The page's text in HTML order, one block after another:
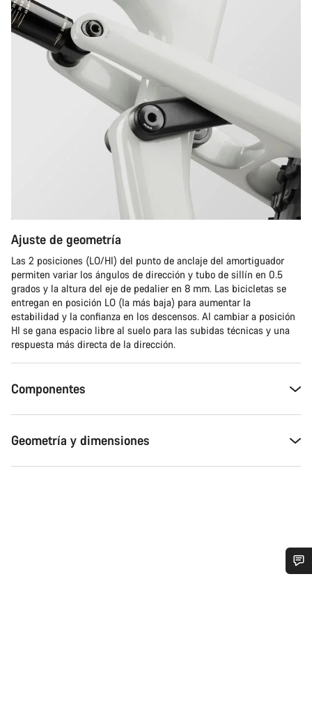
Ajuste de geometría
Las 2 posiciones (LO/HI) del punto de anclaje del amortiguador
permiten variar los ángulos de dirección y tubo de sillín en 0.5
grados y la altura del eje de pedalier en 8 mm. Las bicicletas se
entregan en posición LO (la más baja) para aumentar la
estabilidad y la confianza en los descensos. Al cambiar a posición
HI se gana espacio libre al suelo para las subidas técnicas y una
respuesta más directa de la dirección.
Componentes
Geometría y dimensiones